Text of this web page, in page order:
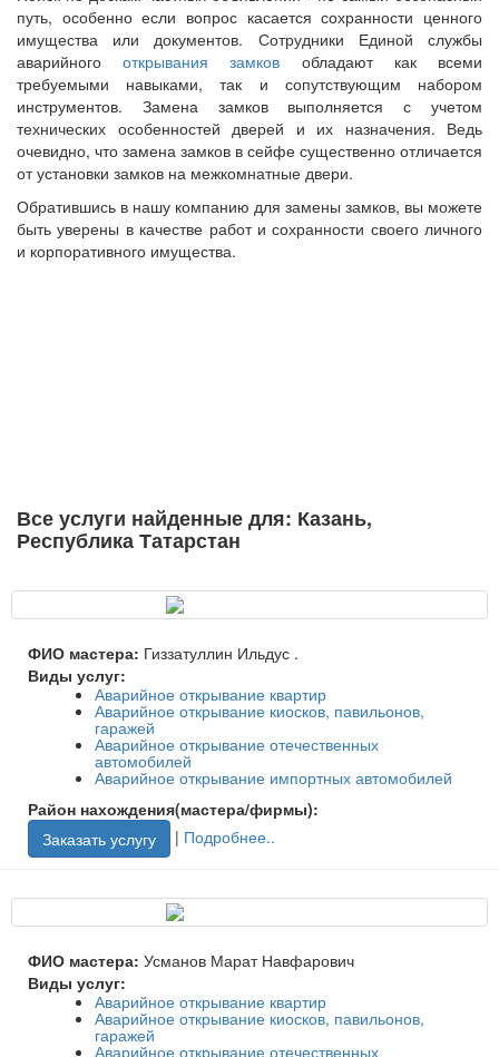
путь, особенно если вопрос касается сохранности ценного
имущества или документов. Сотрудники Единой службы
аварийногооткрывания замков обладают как всеми
требуемыми навыками, так и сопутствующим набором
инструментов. Замена замков выполняется с учетом
технических особенностей дверей и их назначения. Ведь
очевидно, что замена замков в сейфе существенно отличается
от установки замков на межкомнатные двери.
Обратившись в нашу компанию для замены замков, вы можете
быть уверены в качестве работ и сохранности своего личного
и корпоративного имущества.
Все услуги найденные для: Казань,
Республика Татарстан
ФИО мастера: Гиззатуллин Ильдус .
Виды услуг:
Аварийное открывание квартир
Аварийное открывание киосков, павильонов,
гаражей
Аварийное открывание отечественных
автомобилей
Аварийное открывание импортных автомобилей
Район нахождения(мастера/фирмы):
Заказать услугу
| Подробнее..
ФИО мастера: Усманов Марат Навфарович
Виды услуг:
Аварийное открывание квартир
Аварийное открывание киосков, павильонов,
гаражей
Аварийное открывание отечественных